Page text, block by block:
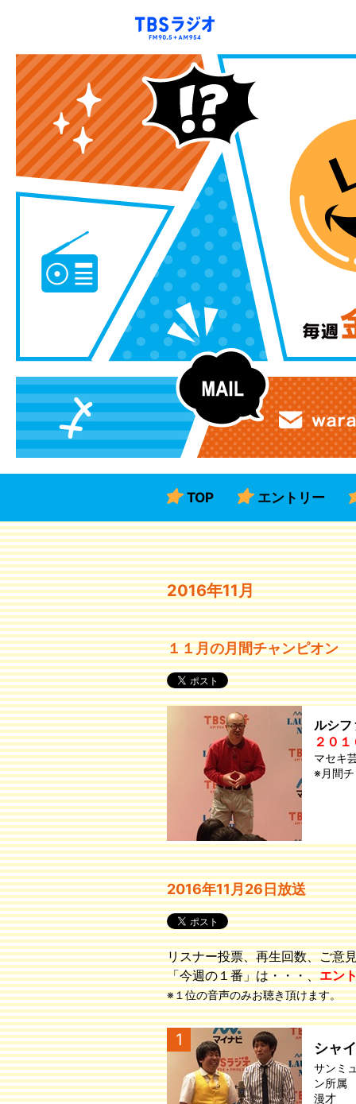
TOP エントリー
2016年11月
１１月の月間チャンピオン
ルシフ
２０
マセキ
※月間
2016年11月26日放送
リスナー投票、再生回数、ご意
「今週の１番」は・・・、エン
※１位の音声のみお聴き頂けます。
1 シャ
サンミ
ン所属
漫才